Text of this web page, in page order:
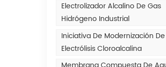
Electrolizador Alcalino De Gas
Hidrógeno Industrial
Iniciativa De Modernización
Electrólisis Cloroalcalina